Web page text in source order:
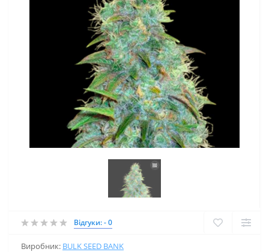
Відгуки: - 0
Виробник: BULK SEED BANK